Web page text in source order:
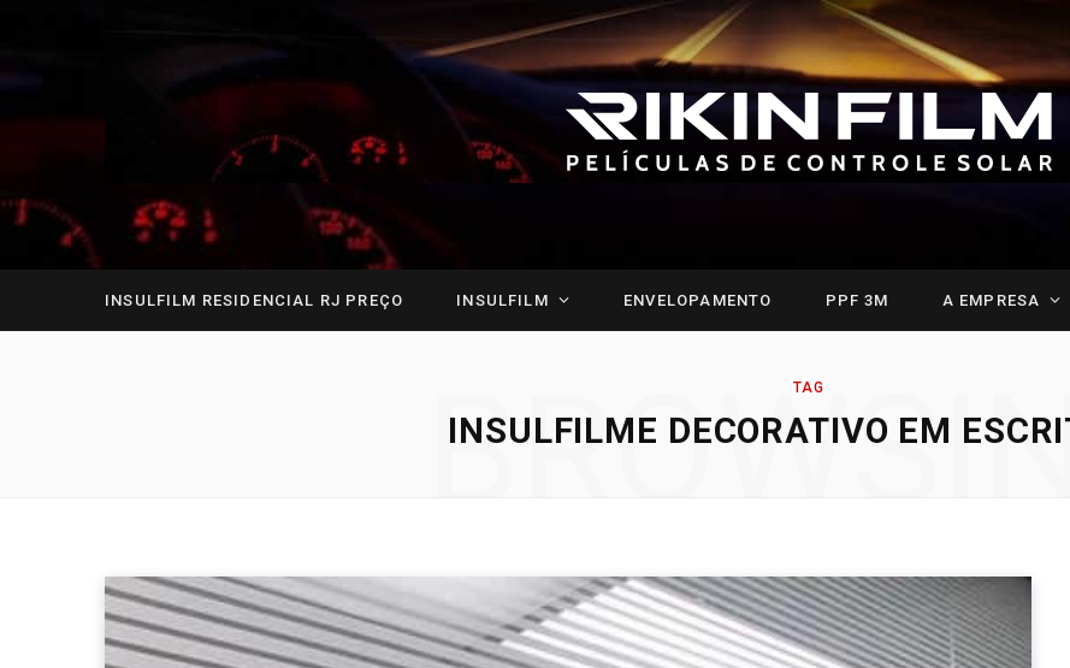
INSULFILM RESIDENCIAL RJ PREÇO INSULFILM ENVELOPAMENTO PPF 3M A EMPRESA
TAG
INSULFILME DECORATIVO EM